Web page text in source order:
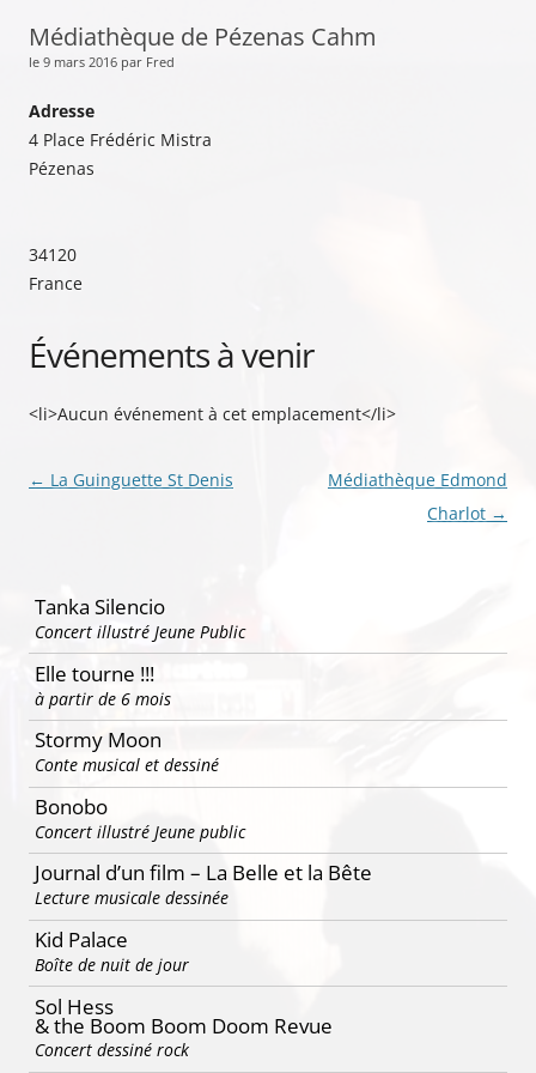
Médiathèque de Pézenas Cahm
le 9 mars 2016 par Fred
Adresse
4 Place Frédéric Mistra
Pézenas
34120
France
Événements à venir
<li>Aucun événement à cet emplacement</li>
Navigation
← La Guinguette St Denis
Médiathèque Edmond
Charlot →
Tanka Silencio
Concert illustré Jeune Public
Elle tourne !!!
à partir de 6 mois
Stormy Moon
Conte musical et dessiné
Bonobo
Concert illustré Jeune public
Journal d’un film – La Belle et la Bête
Lecture musicale dessinée
Kid Palace
Boîte de nuit de jour
Sol Hess
& the Boom Boom Doom Revue
Concert dessiné rock